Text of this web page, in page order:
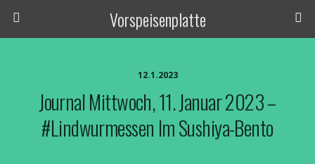
Vorspeisenplatte
12.1.2023
Journal Mittwoch, 11. Januar 2023 –
#Lindwurmessen Im Sushiya-Bento